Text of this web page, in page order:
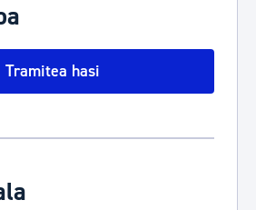
Tramitea hasi